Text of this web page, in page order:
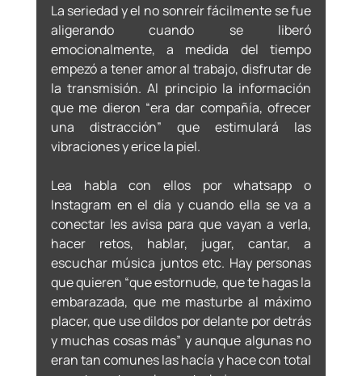
La seriedad y el no sonreír fácilmente se fue
aligerando cuando se liberó
emocionalmente, a medida del tiempo
empezó a tener amor al trabajo, disfrutar de
la transmisión. Al principio la información
que me dieron “era dar compañía, ofrecer
una distracción” que estimulará las
vibraciones y erice la piel.
Lea habla con ellos por whatsapp o
Instagram en el día y cuando ella se va a
conectar les avisa para que vayan a verla,
hacer retos, hablar, jugar, cantar, a
escuchar música juntos etc. Hay personas
que quieren “que estornude, que te hagas la
embarazada, que me masturbe al máximo
placer, que use dildos por delante por detrás
y muchas cosas más” y aunque algunas no
eran tan comunes las hacía y hace con total